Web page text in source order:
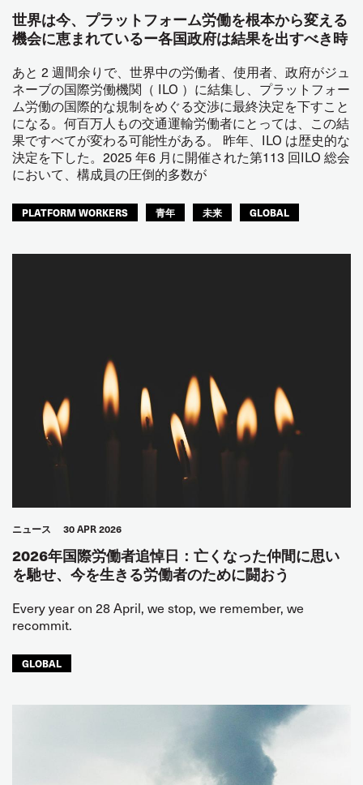
世界は今、プラットフォーム労働を根本から変える
機会に恵まれているー各国政府は結果を出すべき時
あと 2 週間余りで、世界中の労働者、使用者、政府がジュ
ネーブの国際労働機関（ ILO ）に結集し、プラットフォー
ム労働の国際的な規制をめぐる交渉に最終決定を下すこと
になる。何百万人もの交通運輸労働者にとっては、この結
果ですべてが変わる可能性がある。 昨年、ILO は歴史的な
決定を下した。2025 年6 月に開催された第113 回ILO 総会
において、構成員の圧倒的多数が
PLATFORM WORKERS 青年 未来 GLOBAL
ニュース 30 APR 2026
2026年国際労働者追悼日：亡くなった仲間に思い
を馳せ、今を生きる労働者のために闘おう
Every year on 28 April, we stop, we remember, we
recommit.
GLOBAL